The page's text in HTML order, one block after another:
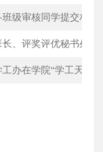
班级审核同学提交材料
长、评奖评优秘书处汇
工办在学院“学工天地